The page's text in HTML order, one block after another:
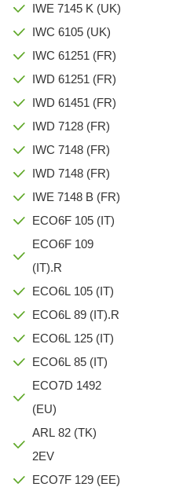
IWE 7145 K (UK)
IWC 6105 (UK)
IWC 61251 (FR)
IWD 61251 (FR)
IWD 61451 (FR)
IWD 7128 (FR)
IWC 7148 (FR)
IWD 7148 (FR)
IWE 7148 B (FR)
ECO6F 105 (IT)
ECO6F 109
(IT).R
ECO6L 105 (IT)
ECO6L 89 (IT).R
ECO6L 125 (IT)
ECO6L 85 (IT)
ECO7D 1492
(EU)
ARL 82 (TK)
2EV
ECO7F 129 (EE)